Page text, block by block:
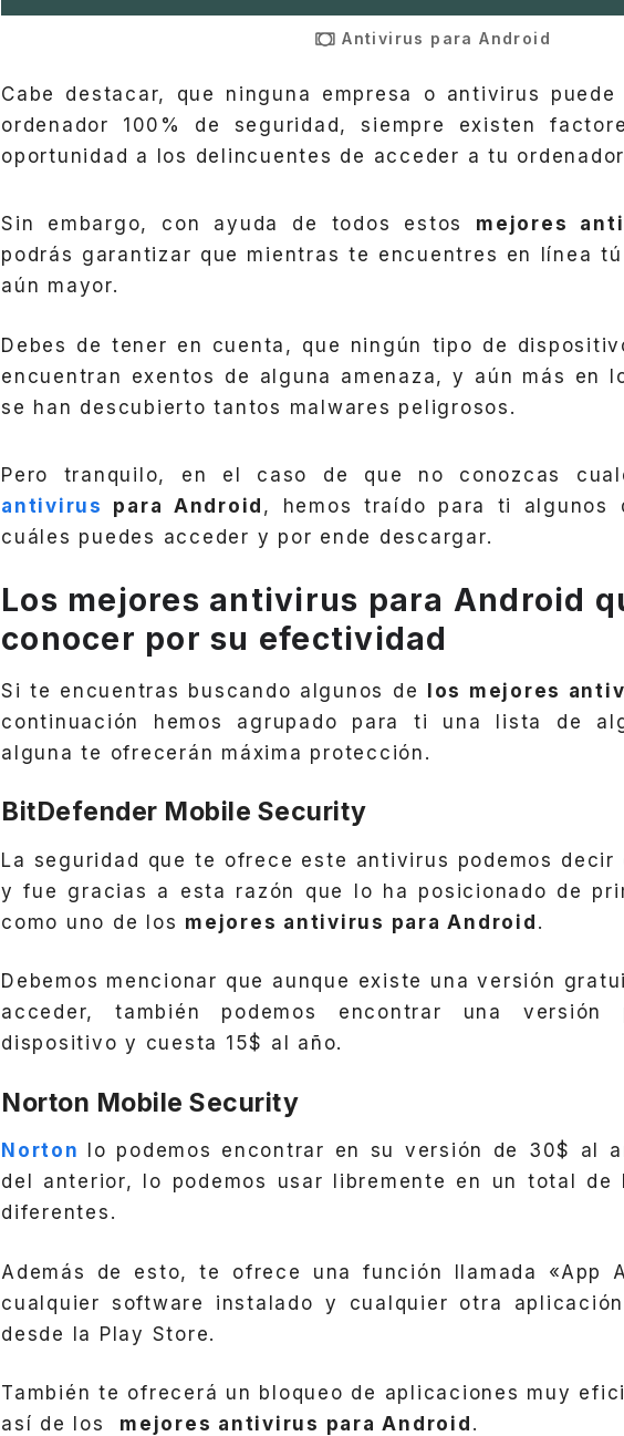
Antivirus para Android
Cabe destacar, que ninguna empresa o antivirus
ordenador 100% de seguridad, siempre existen
oportunidad a los delincuentes de acceder a tu
Sin embargo, con ayuda de todos estos mejores
podrás garantizar que mientras te encuentres en línea
aún mayor.
Debes de tener en cuenta, que ningún tipo de
encuentran exentos de alguna amenaza, y aún más en
se han descubierto tantos malwares peligrosos.
Pero tranquilo, en el caso de que no conozcas
antivirus
para Android , hemos traído para ti algunos
cuáles puedes acceder y por ende descargar.
Los mejores antivirus para Android
conocer por su efectividad
Si te encuentras buscando algunos de los mejores
continuación hemos agrupado para ti una lista de
alguna te ofrecerán máxima protección.
BitDefender Mobile Security
La seguridad que te ofrece este antivirus podemos
y fue gracias a esta razón que lo ha posicionado de
como uno de los mejores antivirus para Android .
Debemos mencionar que aunque existe una versión
acceder, también podemos encontrar una
dispositivo y cuesta 15$ al año.
Norton Mobile Security
Norton
lo podemos encontrar en su versión de 30$ al
del anterior, lo podemos usar libremente en un total de
diferentes.
Además de esto, te ofrece una función llamada «App
cualquier software instalado y cualquier otra
desde la Play Store.
También te ofrecerá un bloqueo de aplicaciones muy
así de los mejores antivirus para Android .